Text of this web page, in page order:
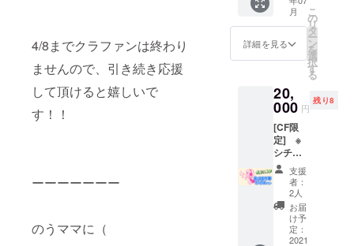
4/8までクラファンは終わり
ませんので、引き続き応援
して頂けると嬉しいで
す！！
ーーーーーーー
のうママに（
備考欄
に希望
のお名
前をご
個人
ムー
ビーと
支援者
一覧の
お名前
が別で
も大丈
夫で
す。 ※
チェキ
は新
（JPG
画像）
ファン
カード
Live2D
送）
チェキ2
枚 ＋ 支
援者様
一覧動
画での
お名前
お読み
上げ 新
3Dモデ
ルでの
お名前
呼びお
月
詳細を見る
こ
の
リ
タ
ー
ン
を
選
択
す
る
20,
000 円
残り8
[CF限
定] ※
シチュ
ボでは
ありま
せん お
はよう
おやす
みボイ
スなど
支援
者：
2人
お届
け予
定：
2021